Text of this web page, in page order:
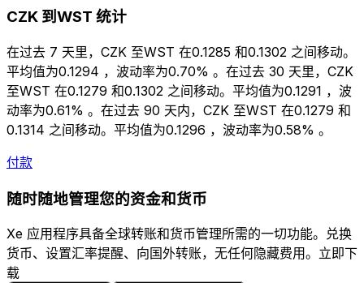
CZK 到WST 统计
在过去 7 天里，CZK 至WST 在0.1285 和0.1302 之间移动。
平均值为0.1294 ，波动率为0.70% 。在过去 30 天里，CZK
至WST 在0.1279 和0.1302 之间移动。平均值为0.1291 ，波
动率为0.61% 。在过去 90 天内，CZK 至WST 在0.1279 和
0.1314 之间移动。平均值为0.1296 ，波动率为0.58% 。
付款
随时随地管理您的资金和货币
Xe 应用程序具备全球转账和货币管理所需的一切功能。兑换
货币、设置汇率提醒、向国外转账，无任何隐藏费用。立即下
载